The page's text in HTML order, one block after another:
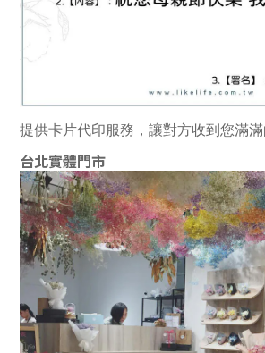
提供卡片代印服務，讓對方收到您滿
台北實體門市